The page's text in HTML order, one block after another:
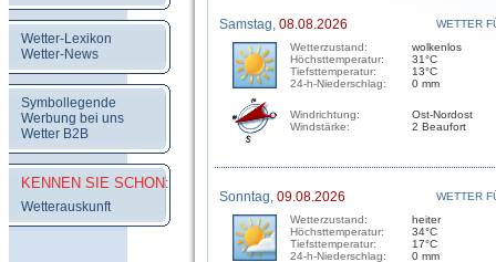
Wetter-Lexikon
Wetter-News
Symbollegende
Werbung bei uns
Wetter B2B
KENNEN SIE SCHON:
Wetterauskunft
Samstag, 08.08.2026
WETTER
Wetterzustand:
Höchsttemperatur:
Tiefsttemperatur:
24-h-Niederschlag:
wolkenlos
31°C
13°C
0 mm
Windrichtung:
Windstärke:
Ost-Nordost
2 Beaufort
Sonntag, 09.08.2026
WETTER
Wetterzustand:
Höchsttemperatur:
Tiefsttemperatur:
24-h-Niederschlag:
heiter
34°C
17°C
0 mm